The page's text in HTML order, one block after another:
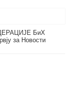
БиХ
за Новости